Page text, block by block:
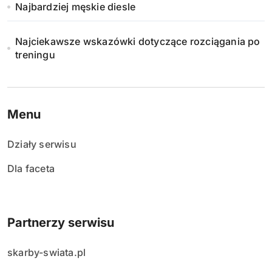
Najbardziej męskie diesle
Najciekawsze wskazówki dotyczące rozciągania po
treningu
Menu
Działy serwisu
Dla faceta
Partnerzy serwisu
skarby-swiata.pl